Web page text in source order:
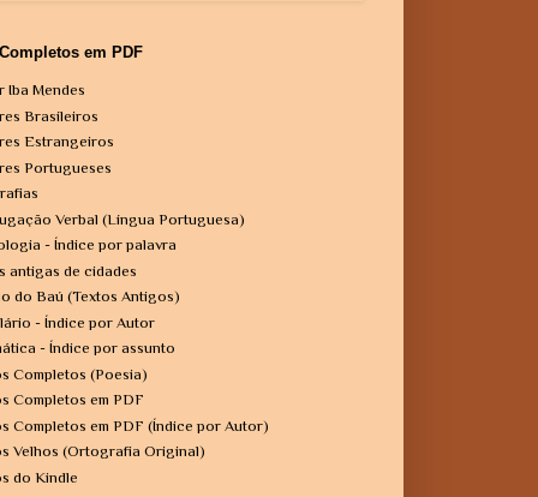
em PDF
Iba Mendes
Brasileiros
Estrangeiros
Portugueses
Verbal (Língua Portuguesa)
- Índice por palavra
antigas de cidades
do Baú (Textos Antigos)
- Índice por Autor
- Índice por assunto
Completos (Poesia)
Completos em PDF
Completos em PDF (Índice por Autor)
Velhos (Ortografia Original)
do Kindle